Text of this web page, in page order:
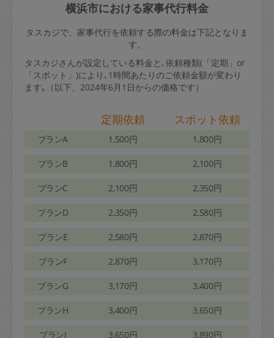
横浜市における家事代行料金
タスカジで、家事代行を依頼する際の料金は下記となりま
す。
タスカジさんが設定している料金と､依頼種類(「定期」or
「スポット」)により､1時間あたりのご依頼金額が変わり
ます｡（以下、2024年6月1日からの価格です）
定期依頼 スポット依頼
プランA 1,500円 1,800円
プランB 1,800円 2,100円
プランC 2,100円 2,350円
プランD 2,350円 2,580円
プランE 2,580円 2,870円
プランF 2,870円 3,170円
プランG 3,170円 3,400円
プランH 3,400円 3,650円
プランI 3,650円 3,890円